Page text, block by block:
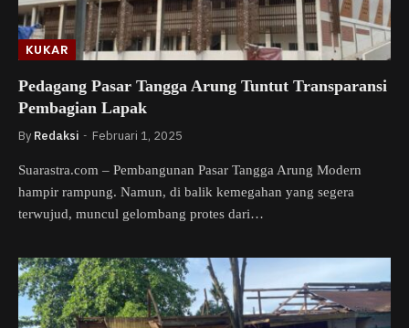
KUKAR
Pedagang Pasar Tangga Arung Tuntut Transparansi
Pembagian Lapak
By Redaksi Februari 1, 2025
Suarastra.com – Pembangunan Pasar Tangga Arung Modern
hampir rampung. Namun, di balik kemegahan yang segera
terwujud, muncul gelombang protes dari…